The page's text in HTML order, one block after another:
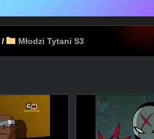
/ Młodzi Tytani S3